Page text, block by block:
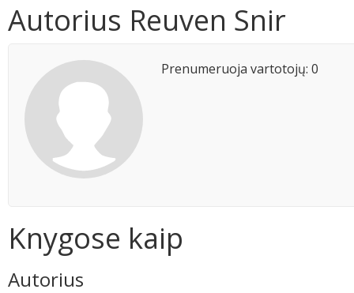
Autorius Reuven Snir
Prenumeruoja vartotojų: 0
Knygose kaip
Autorius